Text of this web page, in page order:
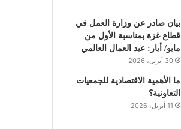
بيان صادر عن وزارة العمل في
قطاع غزة بمناسبة الأول من
مايو/ أيار: عيد العمال العالمي
30 أبريل، 2026
ما الأهمية الاقتصادية للجمعيات
التعاونية؟
11 أبريل، 2026